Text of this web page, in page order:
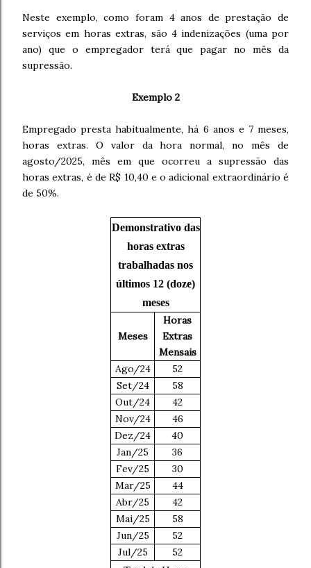
Neste exemplo, como foram 4 anos de prestação de
serviços em horas extras, são 4 indenizações (uma por
ano) que o empregador terá que pagar no mês da
supressão.
Exemplo 2
Empregado presta habitualmente, há 6 anos e 7 meses,
horas extras. O valor da hora normal, no mês de
agosto/2025, mês em que ocorreu a supressão das
horas extras, é de R$ 10,40 e o adicional extraordinário é
de 50%.
Demonstrativo das
horas extras
trabalhadas nos
últimos 12 (doze)
meses
Meses
Horas
Extras
Mensais
Ago/24
52
Set/24
58
Out/24
42
Nov/24
46
Dez/24
40
Jan/25
36
Fev/25
30
Mar/25
44
Abr/25
42
Mai/25
58
Jun/25
52
Jul/25
52